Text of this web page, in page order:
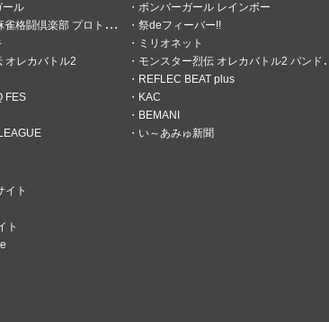
ール
ボンバーガール レインボー
倶楽部 プロトーナメント
祭deフィーバー!!
ミリオネット
オレカバトル2
モンスター烈伝 オレカバトル2 パンドラのメダル
REFLEC BEAT plus
FES
KAC
BEMANI
い～あみゅ新聞
イト
ト